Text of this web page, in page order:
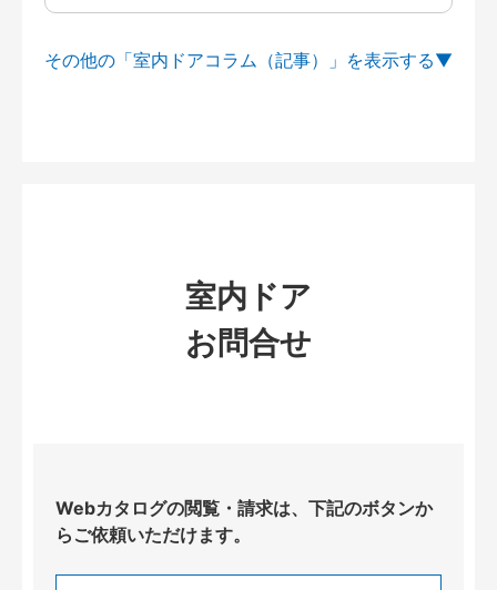
その他の「室内ドアコラム（記事）」を
室内ドア
お問合せ
Webカタログの閲覧・請求は、下記のボタンか
らご依頼いただけます。